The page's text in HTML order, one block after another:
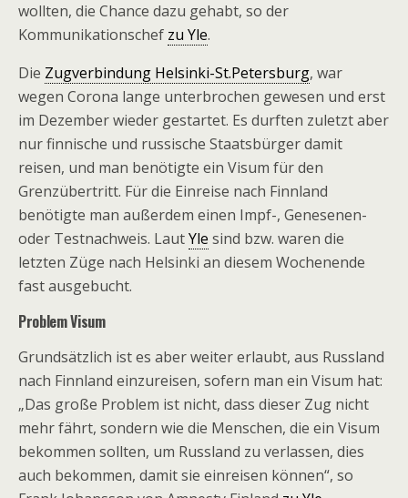
wollten, die Chance dazu gehabt, so der
Kommunikationschef zu Yle.
Die Zugverbindung Helsinki-St.Petersburg, war
wegen Corona lange unterbrochen gewesen und erst
im Dezember wieder gestartet. Es durften zuletzt aber
nur finnische und russische Staatsbürger damit
reisen, und man benötigte ein Visum für den
Grenzübertritt. Für die Einreise nach Finnland
benötigte man außerdem einen Impf-, Genesenen-
oder Testnachweis. LautYle sind bzw. waren die
letzten Züge nach Helsinki an diesem Wochenende
fast ausgebucht.
Problem Visum
Grundsätzlich ist es aber weiter erlaubt, aus Russland
nach Finnland einzureisen, sofern man ein Visum hat:
„Das große Problem ist nicht, dass dieser Zug nicht
mehr fährt, sondern wie die Menschen, die ein Visum
bekommen sollten, um Russland zu verlassen, dies
auch bekommen, damit sie einreisen können“, so